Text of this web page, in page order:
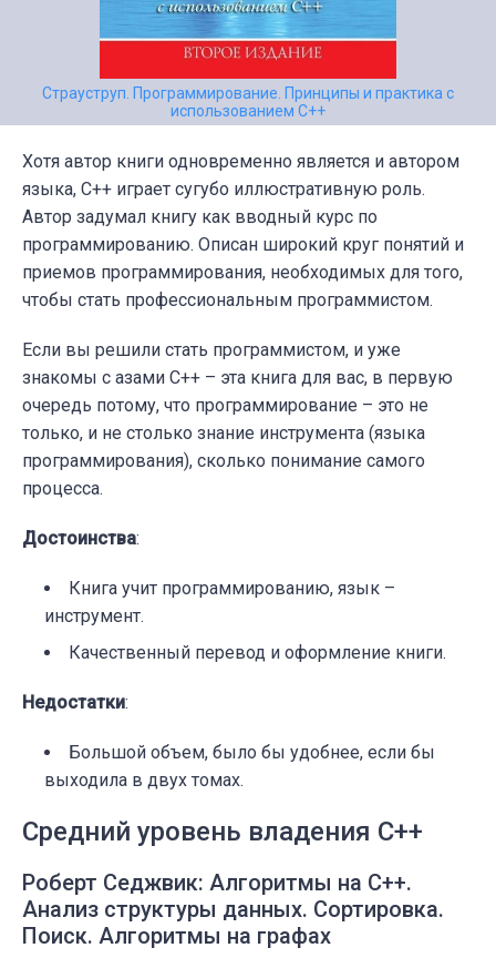
Страуструп. Программирование. Принципы и практика с
использованием C++
Хотя автор книги одновременно является и автором
языка, С++ играет сугубо иллюстративную роль.
Автор задумал книгу как вводный курс по
программированию. Описан широкий круг понятий и
приемов программирования, необходимых для того,
чтобы стать профессиональным программистом.
Если вы решили стать программистом, и уже
знакомы с азами C++ – эта книга для вас, в первую
очередь потому, что программирование – это не
только, и не столько знание инструмента (языка
программирования), сколько понимание самого
процесса.
Достоинства:
Книга учит программированию, язык –
инструмент.
Качественный перевод и оформление книги.
Недостатки:
Большой объем, было бы удобнее, если бы
выходила в двух томах.
Средний уровень владения C++
Роберт Седжвик: Алгоритмы на C++.
Анализ структуры данных. Сортировка.
Поиск. Алгоритмы на графах